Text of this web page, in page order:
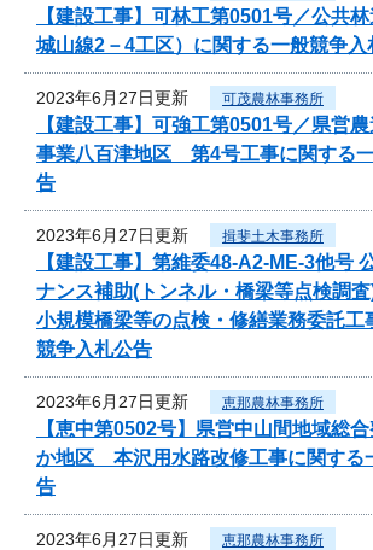
【建設工事】可林工第0501号／公共
城山線2－4工区）に関する一般競争入
2023年6月27日更新 可茂農林事務所
【建設工事】可強工第0501号／県営
事業八百津地区 第4号工事に関する
告
2023年6月27日更新 揖斐土木事務所
【建設工事】第維委48-A2-ME-3他号
ナンス補助(トンネル・橋梁等点検調
小規模橋梁等の点検・修繕業務委託工
競争入札公告
2023年6月27日更新 恵那農林事務所
【恵中第0502号】県営中山間地域総
か地区 本沢用水路改修工事に関する
告
2023年6月27日更新 恵那農林事務所